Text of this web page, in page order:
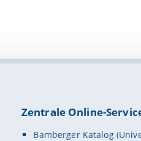
Zentrale Online-
Bamberger Katalog